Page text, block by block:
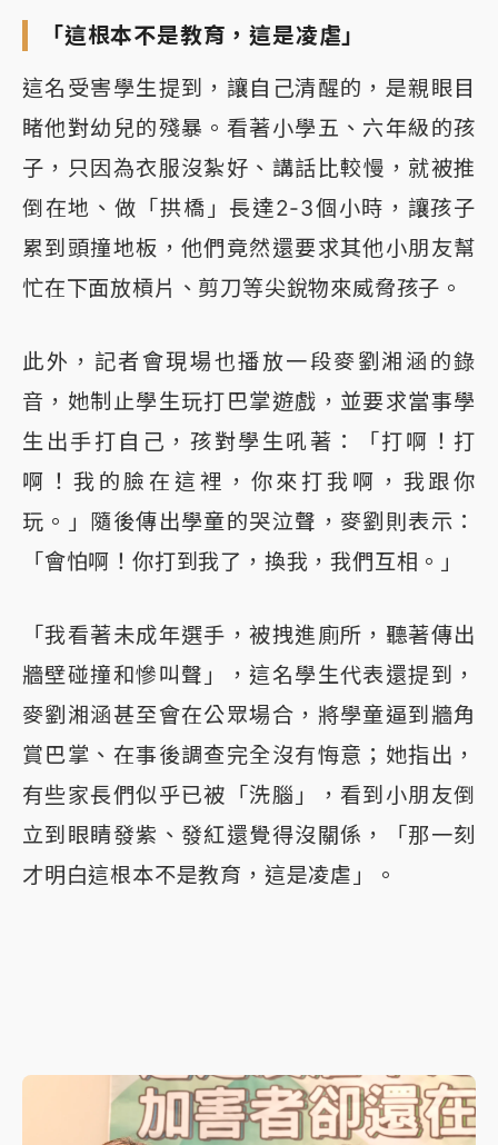
「這根本不是教育，這是凌虐」
這名受害學生提到，讓自己清醒的，是親眼目
睹他對幼兒的殘暴。看著小學五、六年級的孩
子，只因為衣服沒紮好、講話比較慢，就被推
倒在地、做「拱橋」長達2-3個小時，讓孩子
累到頭撞地板，他們竟然還要求其他小朋友幫
忙在下面放槓片、剪刀等尖銳物來威脅孩子。
此外，記者會現場也播放一段麥劉湘涵的錄
音，她制止學生玩打巴掌遊戲，並要求當事學
生出手打自己，孩對學生吼著：「打啊！打
啊！我的臉在這裡，你來打我啊，我跟你
玩。」隨後傳出學童的哭泣聲，麥劉則表示：
「會怕啊！你打到我了，換我，我們互相。」
「我看著未成年選手，被拽進廁所，聽著傳出
牆壁碰撞和慘叫聲」，這名學生代表還提到，
麥劉湘涵甚至會在公眾場合，將學童逼到牆角
賞巴掌、在事後調查完全沒有悔意；她指出，
有些家長們似乎已被「洗腦」，看到小朋友倒
立到眼睛發紫、發紅還覺得沒關係，「那一刻
才明白這根本不是教育，這是凌虐」。